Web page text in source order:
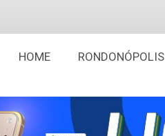
HOME RONDONÓPOLIS